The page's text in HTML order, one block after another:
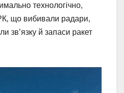
технологічно,
що вибивали радари,
зв’язку й запаси ракет